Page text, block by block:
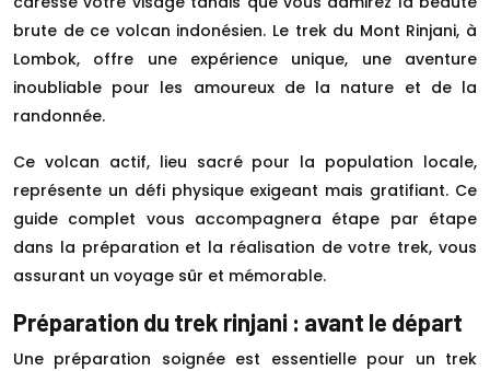
brute de ce volcan indonésien. Le trek du Mont Rinjani, à
Lombok, offre une expérience unique, une aventure
inoubliable pour les amoureux de la nature et de la
randonnée.
Ce volcan actif, lieu sacré pour la population locale,
représente un défi physique exigeant mais gratifiant. Ce
guide complet vous accompagnera étape par étape
dans la préparation et la réalisation de votre trek, vous
assurant un voyage sûr et mémorable.
Préparation du trek rinjani : avant le départ
Une préparation soignée est essentielle pour un trek